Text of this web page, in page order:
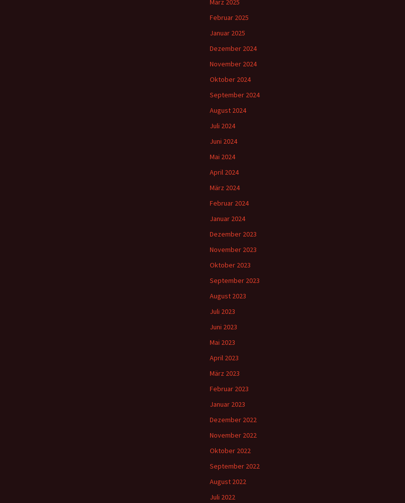
März 2025
Februar 2025
Januar 2025
Dezember 2024
November 2024
Oktober 2024
September 2024
August 2024
Juli 2024
Juni 2024
Mai 2024
April 2024
März 2024
Februar 2024
Januar 2024
Dezember 2023
November 2023
Oktober 2023
September 2023
August 2023
Juli 2023
Juni 2023
Mai 2023
April 2023
März 2023
Februar 2023
Januar 2023
Dezember 2022
November 2022
Oktober 2022
September 2022
August 2022
Juli 2022